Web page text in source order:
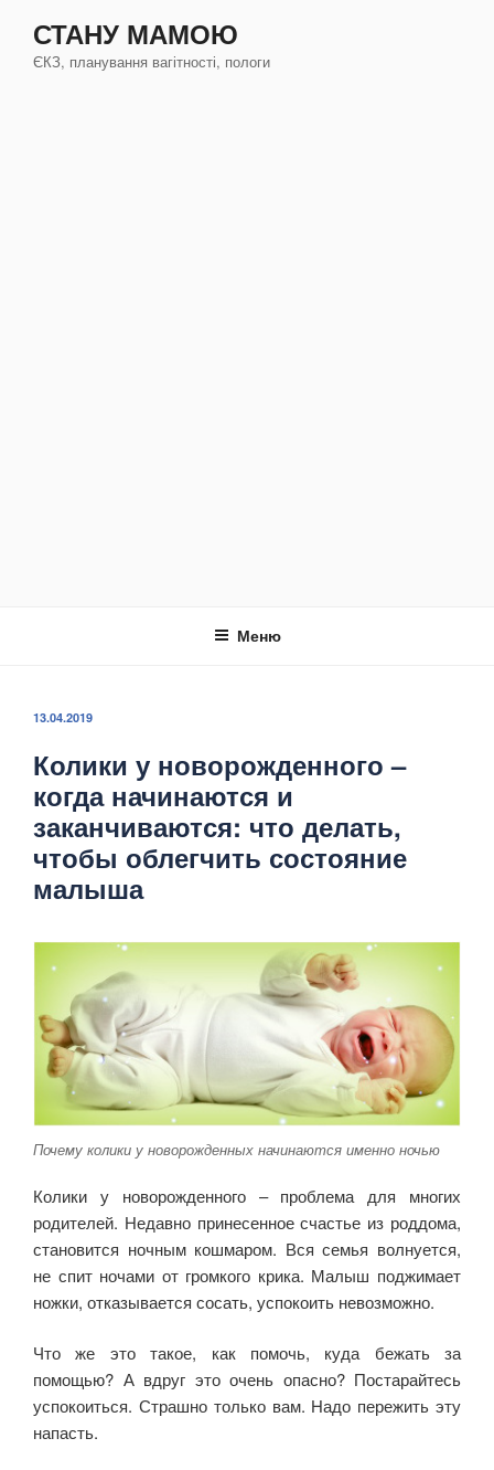
содержимому
СТАНУ МАМОЮ
ЄКЗ, планування вагітності, пологи
Меню
ОПУБЛИКОВАНО
13.04.2019
Колики у новорожденного –
когда начинаются и
заканчиваются: что делать,
чтобы облегчить состояние
малыша
Почему колики у новорожденных начинаются именно ночью
Колики у новорожденного – проблема для многих
родителей. Недавно принесенное счастье из роддома,
становится ночным кошмаром. Вся семья волнуется,
не спит ночами от громкого крика. Малыш поджимает
ножки, отказывается сосать, успокоить невозможно.
Что же это такое, как помочь, куда бежать за
помощью? А вдруг это очень опасно? Постарайтесь
успокоиться. Страшно только вам. Надо пережить эту
напасть.